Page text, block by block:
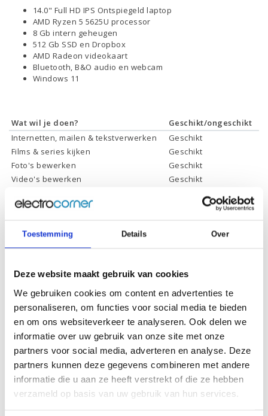
Toestemming Details Over
Deze website maakt gebruik van cookies
We gebruiken cookies om content en advertenties te
personaliseren, om functies voor social media te bieden
en om ons websiteverkeer te analyseren. Ook delen we
informatie over uw gebruik van onze site met onze
partners voor social media, adverteren en analyse. Deze
partners kunnen deze gegevens combineren met andere
informatie die u aan ze heeft verstrekt of die ze hebben
verzameld op basis van uw gebruik van hun services.
14.0" Full HD IPS Ontspiegeld laptop
AMD Ryzen 5 5625U processor
8 Gb intern geheugen
512 Gb SSD en Dropbox
AMD Radeon videokaart
Bluetooth, B&O audio en webcam
Windows 11
Wat wil je doen?
Geschikt/ongeschikt
Internetten, mailen & tekstverwerken
Geschikt
Films & series kijken
Geschikt
Foto's bewerken
Geschikt
Video's bewerken
Geschikt
* Systeemvereisten zijn sterk afhankelijk van de games die u wilt spelen,
Specificaties
Schermdiagonaal:
14.0 inch (35,6 cm)
Scherm resolutie:
1920 x 1080 (Full HD)
Touchscreen:
-
Scherm omklapbaar:
-
Processor:
AMD Ryzen 5 5625U